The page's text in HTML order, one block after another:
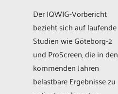
Der IQWIG-Vorbericht
bezieht sich auf laufende
Studien wie Göteborg-2
und ProScreen, die in den
kommenden Jahren
belastbare Ergebnisse zu